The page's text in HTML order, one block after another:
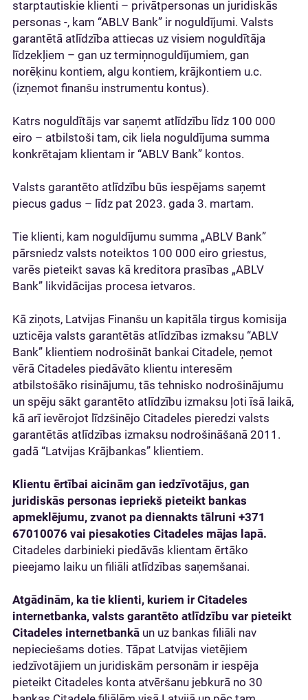
starptautiskie klienti – privātpersonas un juridiskās
personas -, kam “ABLV Bank” ir noguldījumi. Valsts
garantētā atlīdzība attiecas uz visiem noguldītāja
līdzekļiem – gan uz termiņnoguldījumiem, gan
norēķinu kontiem, algu kontiem, krājkontiem u.c.
(izņemot finanšu instrumentu kontus).
Katrs noguldītājs var saņemt atlīdzību līdz 100 000
eiro – atbilstoši tam, cik liela noguldījuma summa
konkrētajam klientam ir “ABLV Bank” kontos.
Valsts garantēto atlīdzību būs iespējams saņemt
piecus gadus – līdz pat 2023. gada 3. martam.
Tie klienti, kam noguldījumu summa „ABLV Bank”
pārsniedz valsts noteiktos 100 000 eiro griestus,
varēs pieteikt savas kā kreditora prasības „ABLV
Bank” likvidācijas procesa ietvaros.
Kā ziņots, Latvijas Finanšu un kapitāla tirgus komisija
uzticēja valsts garantētās atlīdzības izmaksu “ABLV
Bank” klientiem nodrošināt bankai Citadele, ņemot
vērā Citadeles piedāvāto klientu interesēm
atbilstošāko risinājumu, tās tehnisko nodrošinājumu
un spēju sākt garantēto atlīdzību izmaksu ļoti īsā laikā,
kā arī ievērojot līdzšinējo Citadeles pieredzi valsts
garantētās atlīdzības izmaksu nodrošināšanā 2011.
gadā “Latvijas Krājbankas” klientiem.
Klientu ērtībai aicinām gan iedzīvotājus, gan
juridiskās personas iepriekš pieteikt bankas
apmeklējumu, zvanot pa diennakts tālruni +371
67010076 vai piesakoties Citadeles mājas lapā.
Citadeles darbinieki piedāvās klientam ērtāko
pieejamo laiku un filiāli atlīdzības saņemšanai.
Atgādinām, ka tie klienti, kuriem ir Citadeles
internetbanka, valsts garantēto atlīdzību var pieteikt
Citadeles internetbankā un uz bankas filiāli nav
nepieciešams doties. Tāpat Latvijas vietējiem
iedzīvotājiem un juridiskām personām ir iespēja
pieteikt Citadeles konta atvēršanu jebkurā no 30